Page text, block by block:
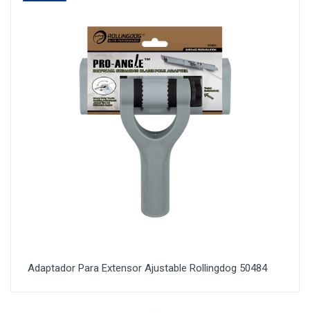
Adaptador Para Extensor Ajustable Rollingdog 50484